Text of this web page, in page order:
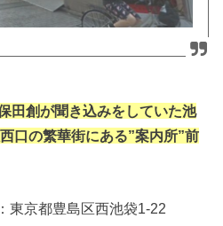
田創が聞き込みをしていた池
口の繁華街にある”案内所”前
東京都豊島区西池袋1-22